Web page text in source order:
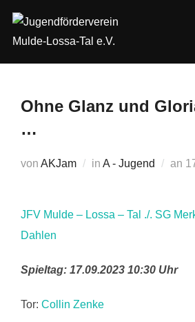
Inhalt
springen
Ohne Glanz und
…
von AKJam in A - Jugend an
JFV Mulde – Lossa – Tal ./. SG
Dahlen
Spieltag: 17.09.2023 10:30 Uhr
Tor: Collin Zenke